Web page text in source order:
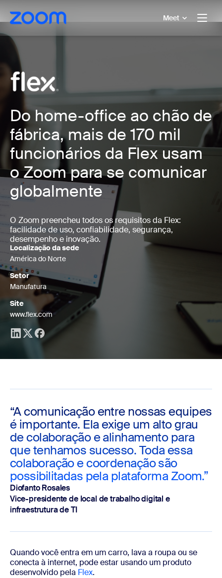
principal
chat de ajuda Meet
Do home-office ao chão de
fábrica, mais de 170 mil
funcionários da Flex usam
o Zoom para se comunicar
globalmente
O Zoom preencheu todos os requisitos da Flex:
facilidade de uso, confiabilidade, segurança,
desempenho e inovação.
Localização da sede
América do Norte
Setor
Manufatura
Site
www.flex.com
“A comunicação entre nossas equipes
é importante. Ela exige um alto grau
de colaboração e alinhamento para
que tenhamos sucesso. Toda essa
colaboração e coordenação são
possibilitadas pela plataforma Zoom.”
Diofanto Rosales
Vice-presidente de local de trabalho digital e
infraestrutura de TI
Quando você entra em um carro, lava a roupa ou se
conecta à internet, pode estar usando um produto
desenvolvido pela Flex.